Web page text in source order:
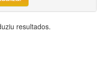
resultados.